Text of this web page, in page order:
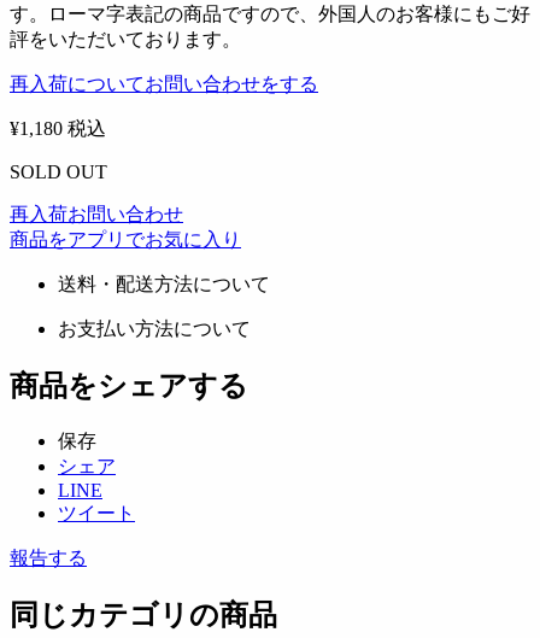
す。ローマ字表記の商品ですので、外国人のお客様にもご好
評をいただいております。
再入荷についてお問い合わせをする
¥1,180 税込
SOLD OUT
再入荷お問い合わせ
商品をアプリでお気に入り
送料・配送方法について
お支払い方法について
商品をシェアする
保存
シェア
LINE
ツイート
報告する
同じカテゴリの商品